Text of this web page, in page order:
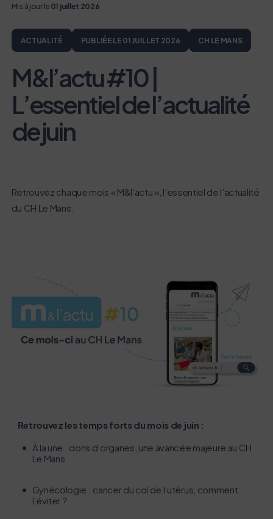
L’écoconception, ça vous concerne
aussi !
Nous avons développé ce site Internet dans le cadre
Mis à jour le01 juillet 2026
ACTUALITÉ PUBLIÉE LE 01 JUILLET 2026 CH LE MANS
M&l’actu #10 |
L’essentiel de l’actualité
de juin
Retrouvez chaque mois « M&l’actu », l’essentiel de l’actualité
du CH Le Mans.
Retrouvez les temps forts du mois de juin :
​À la une : dons d’organes, une avancée majeure au CH
Le Mans
Gynécologie : cancer du col de l’utérus, comment
l’éviter ?